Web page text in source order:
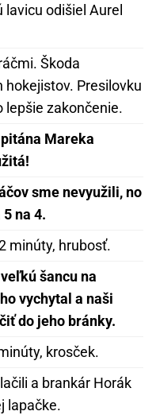
lavicu odišiel Aurel
Škoda
hokejistov. Presilovku
lepšie zakončenie.
Mareka
sme nevyužili, no
na 4.
minúty, hrubosť.
šancu na
vychytal a naši
do jeho bránky.
krosček.
a brankár Horák
lapačke.